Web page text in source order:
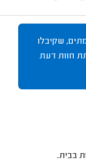
שקיבלו
חוות דעת
בבית.